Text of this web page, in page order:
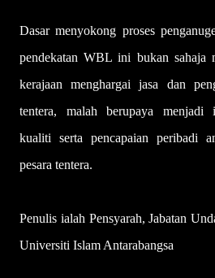
Dasar menyokong proses
pendekatan WBL ini bukan sahaja
kerajaan menghargai jasa dan
tentera, malah berupaya menjadi
kualiti serta pencapaian peribadi
pesara tentera.
Penulis ialah Pensyarah, Jabatan
Universiti Islam Antarabangsa